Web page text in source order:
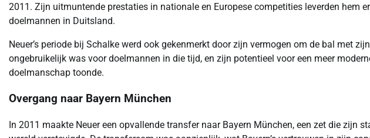
2011. Zijn uitmuntende prestaties in nationale en Europese competities leverden hem
doelmannen in Duitsland.
Neuer’s periode bij Schalke werd ook gekenmerkt door zijn vermogen om de bal met
ongebruikelijk was voor doelmannen in die tijd, en zijn potentieel voor een meer
doelmanschap toonde.
Overgang naar Bayern München
In 2011 maakte Neuer een opvallende transfer naar Bayern München, een zet die zijn